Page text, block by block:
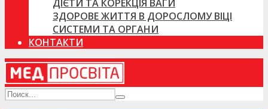
ДІЄТИ ТА КОРЕКЦІЯ ВАГИ
ЗДОРОВЕ ЖИТТЯ В ДОРОСЛОМУ ВІЦІ
СИСТЕМИ ТА ОРГАНИ
КОНТАКТИ